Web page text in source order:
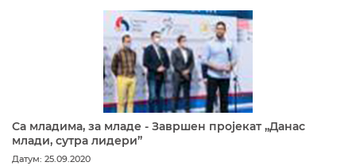
Са младима, за младе - Завршен пројекат „Данас
млади, сутра лидери”
Датум: 25.09.2020